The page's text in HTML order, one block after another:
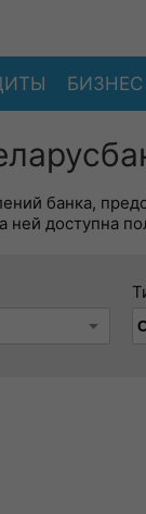
БИЗНЕС
банка,
доступна